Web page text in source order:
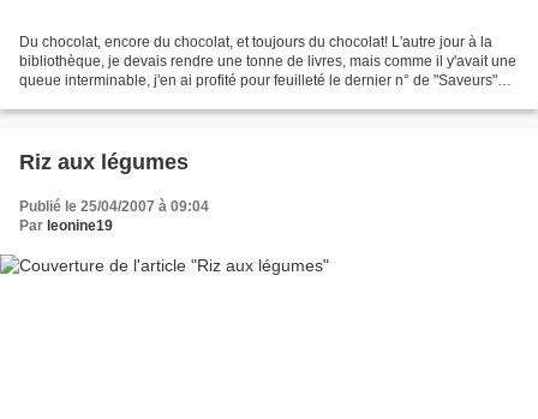
Du chocolat, encore du chocolat, et toujours du chocolat! L'autre jour à la
bibliothèque, je devais rendre une tonne de livres, mais comme il y'avait une
queue interminable, j'en ai profité pour feuilleté le dernier n° de "Saveurs"
Riz aux légumes
Publié le 25/04/2007 à 09:04
Par leonine19